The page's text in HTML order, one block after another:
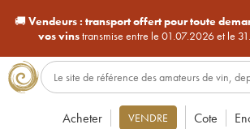
🚚Vendeurs : transport offert pour toute
vos vinstransmise entre le 01.07.2026 et le
Acheter VENDRE Cote